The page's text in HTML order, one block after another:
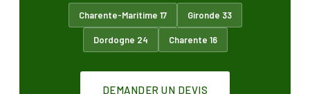
Charente-Maritime 17 Gironde 33
Dordogne 24 Charente 16
DEMANDER UN DEVIS